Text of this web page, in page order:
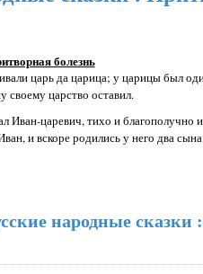
болезнь
царь да царица; у царицы был
своему царство оставил.
Иван-царевич, тихо и
и вскоре родились у него два
народные